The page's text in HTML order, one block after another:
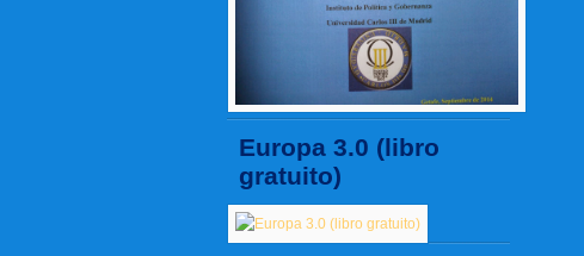
Europa 3.0 (libro
gratuito)